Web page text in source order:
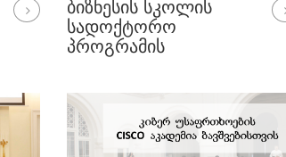
ᲑᲘᲖᲜᲔᲡᲘᲡ ᲡᲙᲝᲚᲘᲡ
ᲡᲐᲓᲝᲥᲢᲝᲠᲝ
ᲞᲠᲝᲒᲠᲐᲛᲘᲡ
ᲜᲐᲨᲠᲝᲛᲘᲡ ᲓᲐᲪᲕᲐ